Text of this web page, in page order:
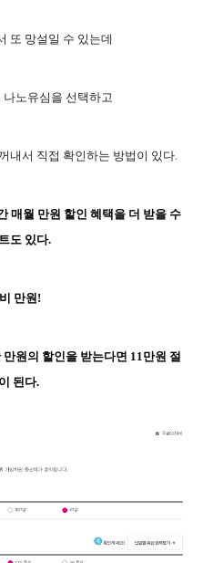
또 망설일 수 있는데
노유심을 선택하고
내서 직접 확인하는 방법이 있다.
매월 만원 할인 혜택을 더 받을 수
도 있다.
만원!
원의 할인을 받는다면 11만원 절
된다.